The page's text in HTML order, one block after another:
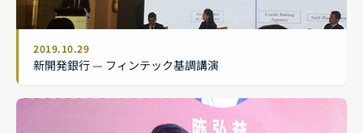
2019.10.29
新開発銀行 — フィンテック基調講演